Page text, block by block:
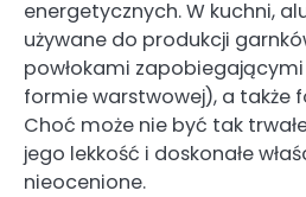
energetycznych. W kuchni,
używane do produkcji
powłokami
formie warstwowej), a także
Choć może nie być tak
jego lekkość i doskonałe
nieocenione.